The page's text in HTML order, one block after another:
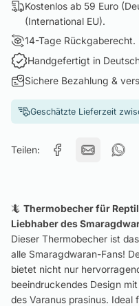
Kostenlos ab 59 Euro
(International EU).
14-Tage Rückgaberecht.
Handgefertigt in
Sichere Bezahlung &
Geschätzte Lieferzeit
Teilen:
🦎 Thermobecher für
Liebhaber des
Dieser Thermobecher ist
alle Smaragdwaran-Fans!
bietet nicht nur
beeindruckendes Design
des Varanus prasinus. Ideal